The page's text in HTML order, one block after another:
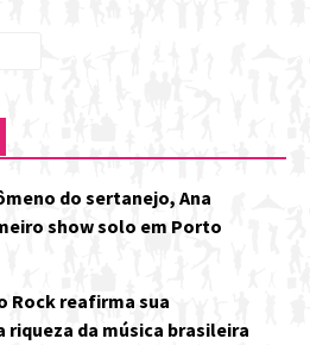
do sertanejo, Ana
show solo em Porto
Rock reafirma sua
riqueza da música brasileira